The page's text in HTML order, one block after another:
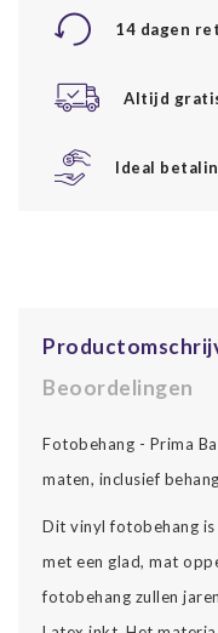
14 dagen
Altijd
Ideal
Beoordelingen
Fotobehang - Prima
maten, inclusief
Dit vinyl fotobehang
met een glad, mat
fotobehang zullen